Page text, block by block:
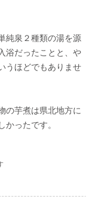
純泉２種類の湯を源
浴だったことと、や
うほどでもありませ
の芋煮は県北地方に
ったです。